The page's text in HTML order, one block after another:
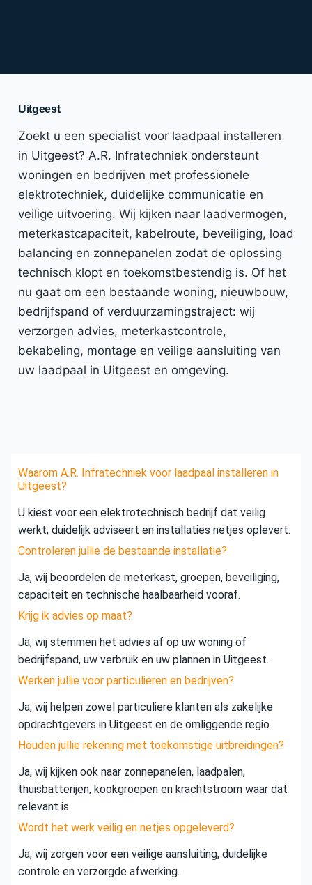
Uitgeest
Zoekt u een specialist voor laadpaal installeren
in Uitgeest? A.R. Infratechniek ondersteunt
woningen en bedrijven met professionele
elektrotechniek, duidelijke communicatie en
veilige uitvoering. Wij kijken naar laadvermogen,
meterkastcapaciteit, kabelroute, beveiliging, load
balancing en zonnepanelen zodat de oplossing
technisch klopt en toekomstbestendig is. Of het
nu gaat om een bestaande woning, nieuwbouw,
bedrijfspand of verduurzamingstraject: wij
verzorgen advies, meterkastcontrole,
bekabeling, montage en veilige aansluiting van
uw laadpaal in Uitgeest en omgeving.
Waarom A.R. Infratechniek voor laadpaal installeren in
Uitgeest?
U kiest voor een elektrotechnisch bedrijf dat veilig
werkt, duidelijk adviseert en installaties netjes oplevert.
Controleren jullie de bestaande installatie?
Ja, wij beoordelen de meterkast, groepen, beveiliging,
capaciteit en technische haalbaarheid vooraf.
Krijg ik advies op maat?
Ja, wij stemmen het advies af op uw woning of
bedrijfspand, uw verbruik en uw plannen in Uitgeest.
Werken jullie voor particulieren en bedrijven?
Ja, wij helpen zowel particuliere klanten als zakelijke
opdrachtgevers in Uitgeest en de omliggende regio.
Houden jullie rekening met toekomstige uitbreidingen?
Ja, wij kijken ook naar zonnepanelen, laadpalen,
thuisbatterijen, kookgroepen en krachtstroom waar dat
relevant is.
Wordt het werk veilig en netjes opgeleverd?
Ja, wij zorgen voor een veilige aansluiting, duidelijke
controle en verzorgde afwerking.